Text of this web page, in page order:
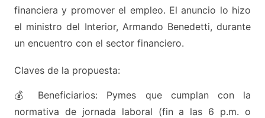
financiera y promover el empleo. El anuncio lo hizo
el ministro del Interior, Armando Benedetti, durante
un encuentro con el sector financiero.
Claves de la propuesta:
💰 Beneficiarios: Pymes que cumplan con la
normativa de jornada laboral (fin a las 6 p.m. o